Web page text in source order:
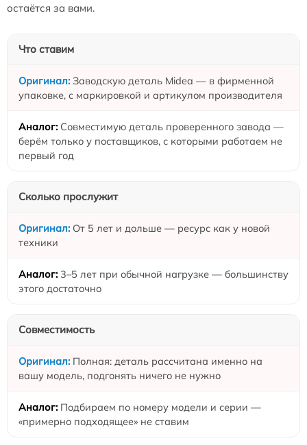
остаётся за вами.
Что ставим
Заводскую деталь Midea — в фирменной
упаковке, с маркировкой и артикулом производителя
Совместимую деталь проверенного завода —
берём только у поставщиков, с которыми работаем не
первый год
Сколько прослужит
От 5 лет и дольше — ресурс как у новой
техники
3–5 лет при обычной нагрузке — большинству
этого достаточно
Совместимость
Полная: деталь рассчитана именно на
вашу модель, подгонять ничего не нужно
Подбираем по номеру модели и серии —
«примерно подходящее» не ставим